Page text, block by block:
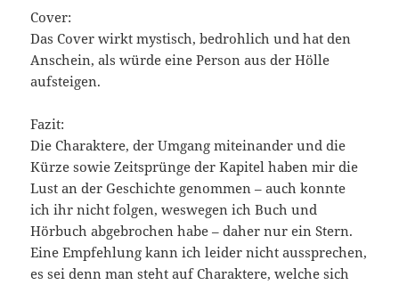
Cover:
Das Cover wirkt mystisch, bedrohlich und hat den
Anschein, als würde eine Person aus der Hölle
aufsteigen.
Fazit:
Die Charaktere, der Umgang miteinander und die
Kürze sowie Zeitsprünge der Kapitel haben mir die
Lust an der Geschichte genommen – auch konnte
ich ihr nicht folgen, weswegen ich Buch und
Hörbuch abgebrochen habe – daher nur ein Stern.
Eine Empfehlung kann ich leider nicht aussprechen,
es sei denn man steht auf Charaktere, welche sich